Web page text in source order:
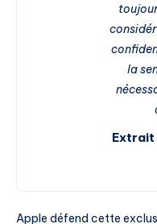
la
Extrait
Apple défend cette